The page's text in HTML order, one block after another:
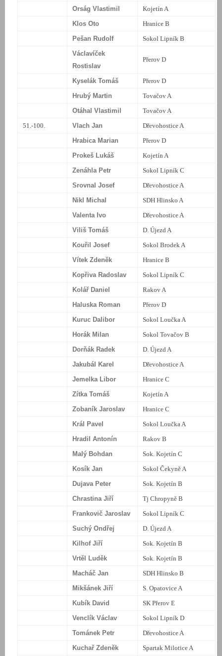
Orság Vlastimil
Kojetín A
Klos Oto
Hranice B
Pešan Rudolf
Sokol Lipník B
Václavíček
Rostislav
Přerov D
Kyselák Tomáš
Přerov D
Hrubý Martin
Tovačov A
Otáhal Vlastimil
Tovačov A
51.-100.
Vlach Jan
Dřevohostice A
Hrabica Marian
Přerov D
Prokeš Lukáš
Kojetín A
Zenáhla Petr
Sokol Lipník C
Srovnal Josef
Dřevohostice A
Nikl Michal
SDH Hlinsko A
Valenta Ivo
Dřevohostice A
Viliš Tomáš
D. Újezd A
Kouřil Josef
Sokol Brodek A
Vítek Zdeněk
Hranice B
Kopřiva Radoslav
Sokol Lipník C
Kolář Daniel
Rakov A
Haluska Roman
Přerov D
Kuruc Dalibor
Sokol Loučka A
Horák Milan
Sokol Tovačov B
Dorňák Radek
D. Újezd A
Jakubál Karel
Dřevohostice A
Jemelka Libor
Hranice C
Zítka Tomáš
Kojetín A
Zobaník Jaroslav
Hranice C
Král Pavel
Sokol Loučka A
Hradil Antonín
Rakov B
Malý Bohdan
Sok. Kojetín C
Kosík Jan
Sokol Čekyně A
Dujava Peter
Sok. Kojetín B
Chrastina Jiří
Tj Chropyně B
Frankovič Jaroslav
Sokol Lipník C
Suchý Ondřej
D. Újezd A
Kilhof Jiří
Sok. Kojetín B
Vrtěl Luděk
Sok. Kojetín B
Macháč Jan
SDH Hlinsko B
Mikšánek Jiří
S. Opatovice A
Kubík David
SK Přerov E
Venclík Václav
Sokol Lipník D
Tománek Petr
Dřevohostice A
Kuchař Zdeněk
Spartak Milotice A